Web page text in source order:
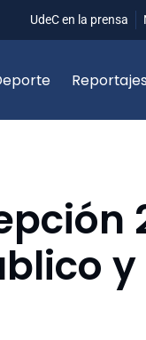
UdeC en la prensa
Reportajes
y